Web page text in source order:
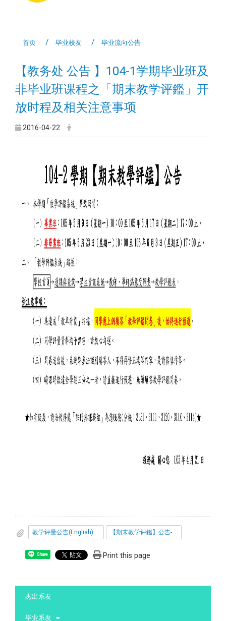
首页 毕业校友 毕业流向公告
【教务处 公告 】104-1学期毕业班及
非毕业班课程之「期末教学评鑑」开
放时程及相关注意事项
2016-04-22
教学评量公告(English).pdf 【期末教学评鑑】公告-中文.pdf
Share Print this page
杰出系友
毕业系友